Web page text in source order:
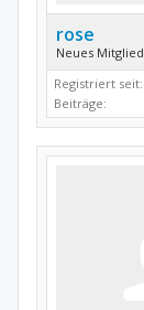
rose
Neues Mitglied
Registriert seit:
Beiträge: